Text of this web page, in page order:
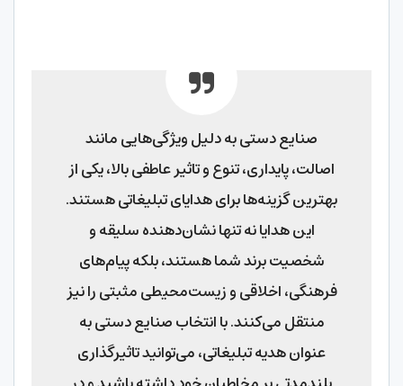
صنایع دستی به دلیل ویژگی‌هایی مانند
اصالت، پایداری، تنوع و تاثیر عاطفی بالا، یکی از
بهترین گزینه‌ها برای هدایای تبلیغاتی هستند.
این هدایا نه تنها نشان‌دهنده سلیقه و
شخصیت برند شما هستند، بلکه پیام‌های
فرهنگی، اخلاقی و زیست‌محیطی مثبتی را نیز
منتقل می‌کنند. با انتخاب صنایع دستی به
عنوان هدیه تبلیغاتی، می‌توانید تاثیرگذاری